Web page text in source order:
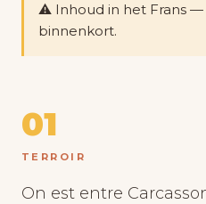
⚠️ Inhoud in het Frans
binnenkort.
01
TERROIR
On est entre